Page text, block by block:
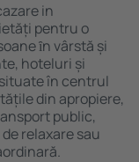
in
pentru o
ȋn vârstă și
hoteluri și
în centrul
din apropiere,
public,
relaxare sau